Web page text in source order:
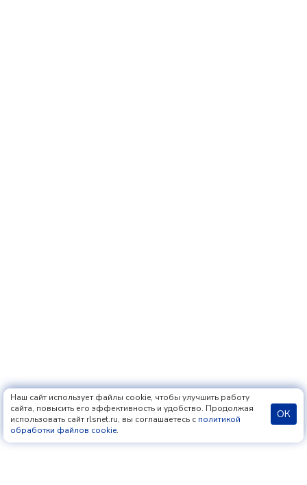
Наш сайт использует файлы cookie, чтобы улучшить работу
сайта, повысить его эффективность и удобство. Продолжая
использовать сайт rlsnet.ru, вы соглашаетесь с политикой
обработки файлов cookie.
ОК